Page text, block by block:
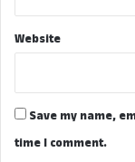
Website
Save my name,
time I comment.